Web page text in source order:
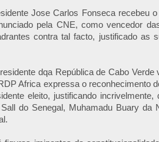
Jose Carlos Fonseca recebeu
pela CNE, como vencedor
contra tal facto, justificado as
dqa República de Cabo
Africa expressa o reconhecimento
eleito, justificando
do Senegal, Muhamadu Buary da